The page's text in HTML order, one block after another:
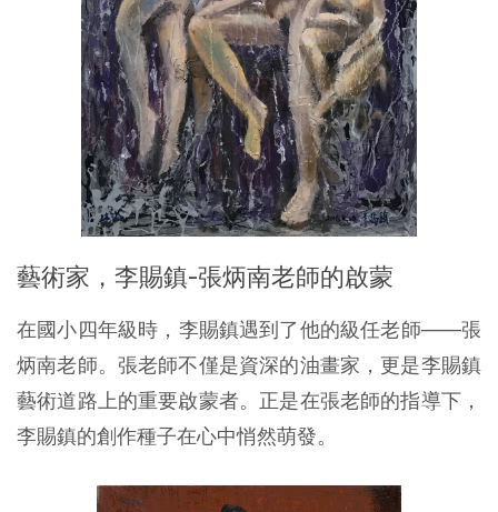
藝術家，李賜鎮-張炳南老師的啟蒙
在國小四年級時，李賜鎮遇到了他的級任老師——張
炳南老師。張老師不僅是資深的油畫家，更是李賜鎮
藝術道路上的重要啟蒙者。正是在張老師的指導下，
李賜鎮的創作種子在心中悄然萌發。